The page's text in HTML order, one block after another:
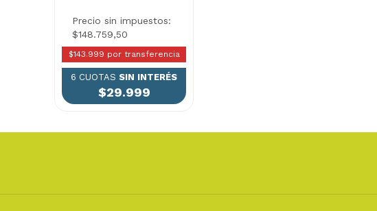
Precio sin impuestos:
$148.759,50
$143.999 por transferencia
6 CUOTASSIN INTERÉS
$29.999